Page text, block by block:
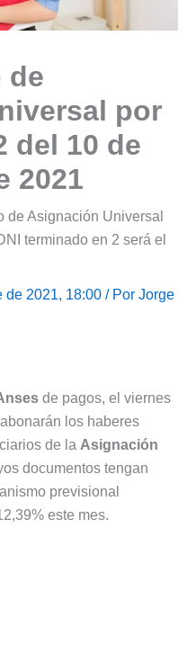
de
por
del 10 de
2021
de Asignación Universal
terminado en 2 será el
de 2021, 18:00 / Por Jorge
de pagos, el viernes
los haberes
de la Asignación
documentos tengan
previsional
este mes.